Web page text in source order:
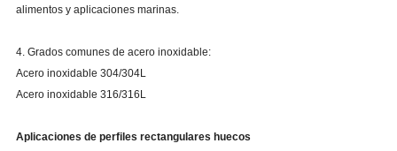
alimentos y aplicaciones marinas.
4. Grados comunes de acero inoxidable:
Acero inoxidable 304/304L
Acero inoxidable 316/316L
Aplicaciones de perfiles rectangulares huecos